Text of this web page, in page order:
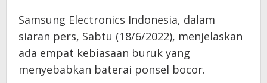
Samsung Electronics Indonesia, dalam
siaran pers, Sabtu (18/6/2022), menjelaskan
ada empat kebiasaan buruk yang
menyebabkan baterai ponsel bocor.